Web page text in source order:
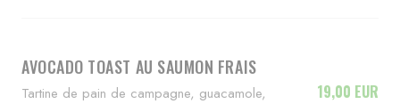
AVOCADO TOAST AU SAUMON FRAIS
Tartine de pain de campagne, guacamole,
19,00 EUR